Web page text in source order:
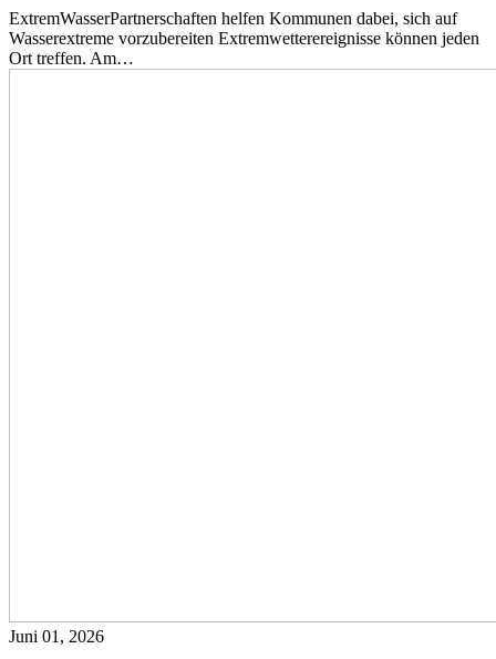
ExtremWasserPartnerschaften helfen Kommunen dabei, sich auf
Wasserextreme vorzubereiten Extremwetterereignisse können jeden
Ort treffen. Am…
Juni 01, 2026